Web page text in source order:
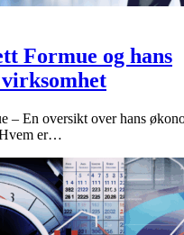
Formue og hans
– En oversikt over hans
er…